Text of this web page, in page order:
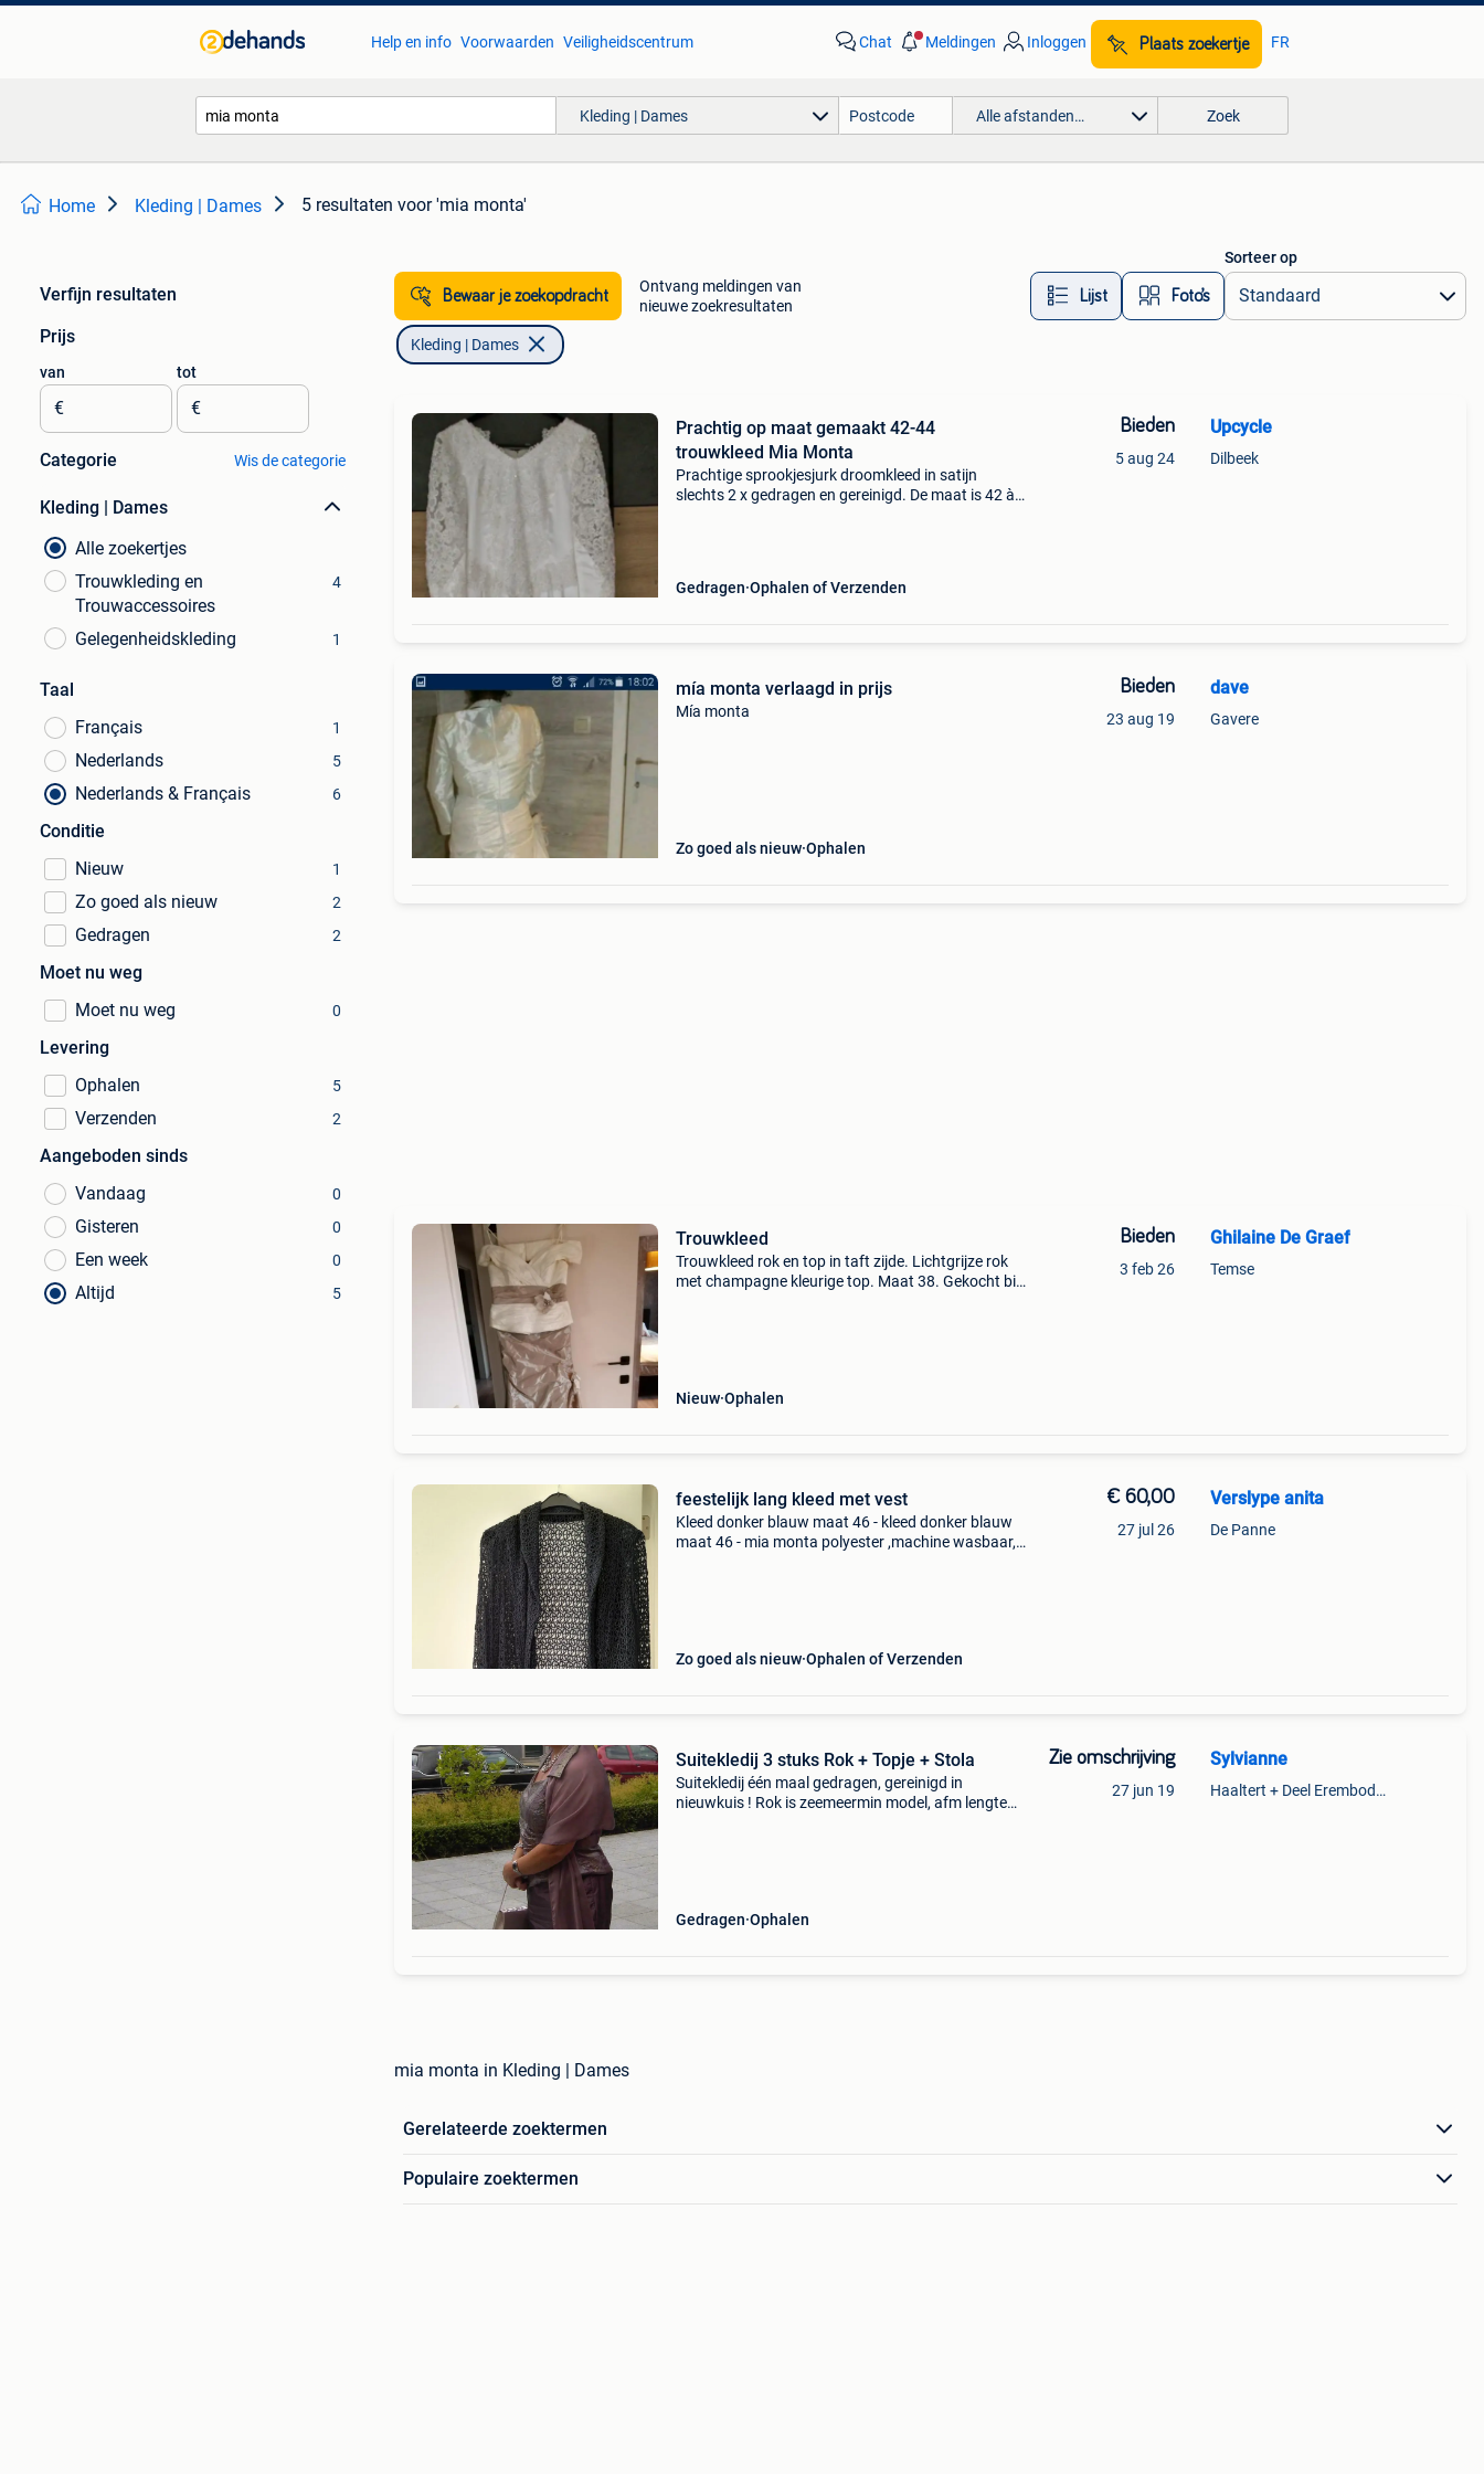
Help en info Voorwaarden Veiligheidscentrum Chat Meldingen Inloggen Plaats zoekertje FR
Kleding | Dames Alle afstanden… Zoek
Home Kleding | Dames 5 resultaten voor 'mia monta'
Verfijn resultaten
Prijs
van
€
tot
€
Categorie Wis de categorie
Kleding | Dames
Alle zoekertjes
Trouwkleding en
Trouwaccessoires
4
Gelegenheidskleding 1
Taal
Français
1
Nederlands 5
Nederlands & Français 6
Conditie
Nieuw
1
Zo goed als nieuw 2
Gedragen 2
Moet nu weg
Moet nu weg
0
Levering
Ophalen
5
Verzenden 2
Aangeboden sinds
Vandaag
0
Gisteren 0
Een week 0
Altijd 5
Bewaar je zoekopdracht
Ontvang meldingen van
nieuwe zoekresultaten
Lijst Foto’s
Sorteer op
Kleding | Dames
Prachtig op maat gemaakt 42-44
trouwkleed Mia Monta
Prachtige sprookjesjurk droomkleed in satijn
slechts 2 x gedragen en gereinigd. De maat is 42 à
Gedragen Ophalen of Verzenden
Bieden
5 aug 24
Upcycle
Dilbeek
mía monta verlaagd in prijs
Mía monta
Zo goed als nieuw Ophalen
Bieden
23 aug 19
dave
Gavere
Trouwkleed
Trouwkleed rok en top in taft zijde. Lichtgrijze rok
met champagne kleurige top. Maat 38. Gekocht bij
Nieuw Ophalen
Bieden
3 feb 26
Ghilaine De Graef
Temse
feestelijk lang kleed met vest
Kleed donker blauw maat 46 - kleed donker blauw
maat 46 - mia monta polyester ,machine wasbaar,
Zo goed als nieuw Ophalen of Verzenden
€ 60,00
27 jul 26
Verslype anita
De Panne
Suitekledij 3 stuks Rok + Topje + Stola
Suitekledij één maal gedragen, gereinigd in
nieuwkuis ! Rok is zeemeermin model, afm lengte
Gedragen Ophalen
Zie omschrijving
27 jun 19
Sylvianne
Haaltert + Deel Erembodegem
mia monta in Kleding | Dames
Gerelateerde zoektermen
Populaire zoektermen